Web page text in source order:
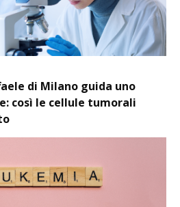
di Milano guida uno
così le cellule tumorali